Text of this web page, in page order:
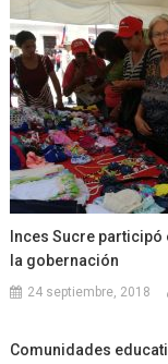
Inces Sucre
la gobernación
24 septiembre, 2018
Comunidades